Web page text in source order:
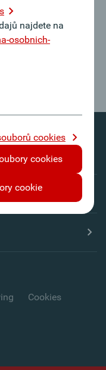
k dispozici.
najdete na
osobnich-
cookies
cookies
cookie
Cookies